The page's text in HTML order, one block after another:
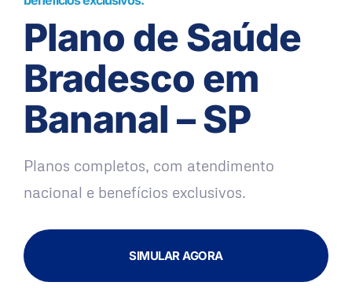
Plano de Saúde
Bradesco em
Bananal – SP
Planos completos, com atendimento
nacional e benefícios exclusivos.
SIMULAR AGORA